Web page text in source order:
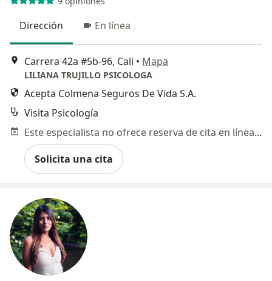
Dirección En línea
Carrera 42a #5b-96, Cali • Mapa
LILIANA TRUJILLO PSICOLOGA
Acepta Colmena Seguros De Vida S.A.
Visita Psicología
Este especialista no ofrece reserva de cita en línea en esta dirección.
Solicita una cita